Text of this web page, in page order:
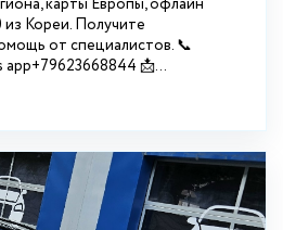
карты Европы, офлайн
Кореи. Получите
от специалистов. 📞
app+79623668844 📩...